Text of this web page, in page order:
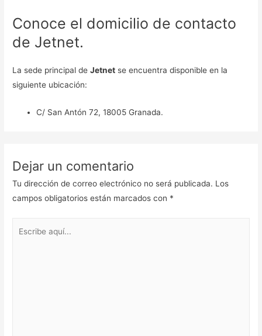
Conoce el domicilio de contacto
de Jetnet.
La sede principal deJetnet se encuentra disponible en la
siguiente ubicación:
C/ San Antón 72, 18005 Granada.
Dejar un comentario
Tu dirección de correo electrónico no será publicada. Los
campos obligatorios están marcados con *